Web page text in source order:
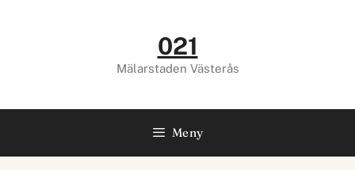
021
Mälarstaden Västerås
Meny